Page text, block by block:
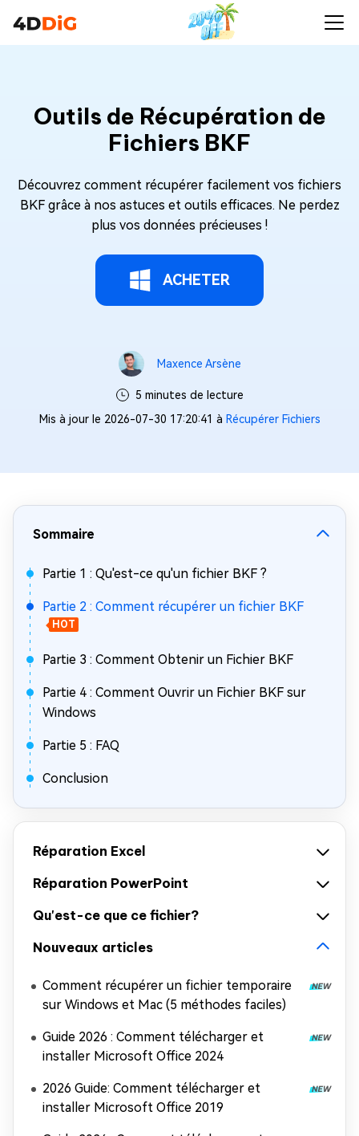
Outils de Récupération de
Fichiers BKF
Découvrez comment récupérer facilement vos fichiers
BKF grâce à nos astuces et outils efficaces. Ne perdez
plus vos données précieuses !
ACHETER
Maxence Arsène
5 minutes de lecture
Mis à jour le 2026-07-30 17:20:41 à Récupérer Fichiers
Sommaire
Partie 1 : Qu'est-ce qu'un fichier BKF ?
Partie 2 : Comment récupérer un fichier BKF
HOT
Partie 3 : Comment Obtenir un Fichier BKF
Partie 4 : Comment Ouvrir un Fichier BKF sur
Windows
Partie 5 : FAQ
Conclusion
Réparation Excel
Réparation PowerPoint
Qu'est-ce que ce fichier?
Nouveaux articles
Comment récupérer un fichier temporaire
sur Windows et Mac (5 méthodes faciles)
Guide 2026 : Comment télécharger et
installer Microsoft Office 2024
2026 Guide: Comment télécharger et
installer Microsoft Office 2019